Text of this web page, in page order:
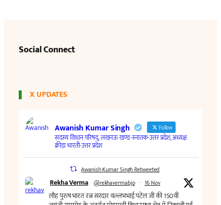
Social Connect
X UPDATES